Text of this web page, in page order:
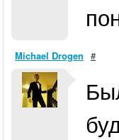
Michael Drogen #